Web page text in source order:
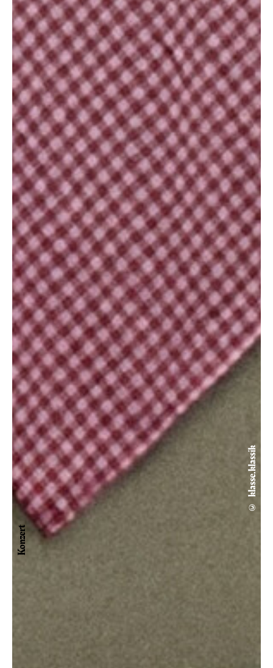
Konzert
© klasse.klassik